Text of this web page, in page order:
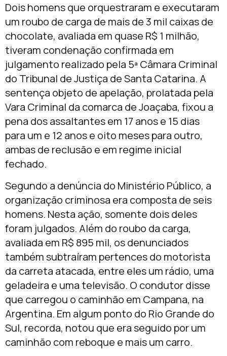
Dois homens que orquestraram e executaram
um roubo de carga de mais de 3 mil caixas de
chocolate, avaliada em quase R$ 1 milhão,
tiveram condenação confirmada em
julgamento realizado pela 5ª Câmara Criminal
do Tribunal de Justiça de Santa Catarina. A
sentença objeto de apelação, prolatada pela
Vara Criminal da comarca de Joaçaba, fixou a
pena dos assaltantes em 17 anos e 15 dias
para um e 12 anos e oito meses para outro,
ambas de reclusão e em regime inicial
fechado.
Segundo a denúncia do Ministério Público, a
organização criminosa era composta de seis
homens. Nesta ação, somente dois deles
foram julgados. Além do roubo da carga,
avaliada em R$ 895 mil, os denunciados
também subtraíram pertences do motorista
da carreta atacada, entre eles um rádio, uma
geladeira e uma televisão. O condutor disse
que carregou o caminhão em Campana, na
Argentina. Em algum ponto do Rio Grande do
Sul, recorda, notou que era seguido por um
caminhão com reboque e mais um carro.